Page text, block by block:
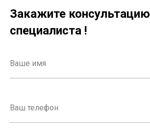
Закажите консультацию
специалиста !